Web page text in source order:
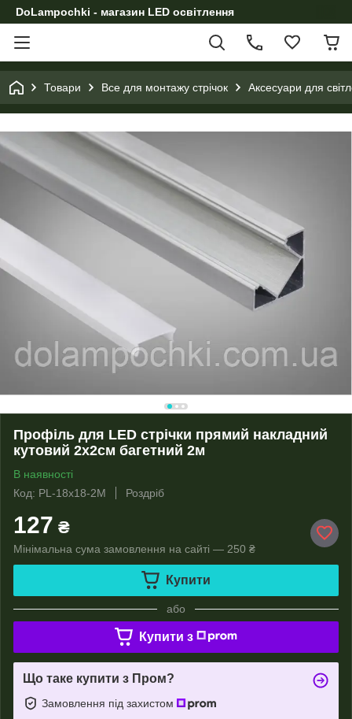
DoLampochki - магазин LED освітлення
Товари Все для монтажу стрічок Аксесуари для
Профіль для LED стрічки прямий накладний
кутовий 2х2см багетний 2м
В наявності
Код: PL-18x18-2M
Роздріб
127 ₴
Мінімальна сума замовлення на сайті — 250 ₴
Купити
або
Купити з
Що таке купити з Пром?
Замовлення під захистом